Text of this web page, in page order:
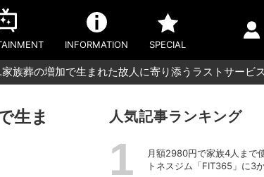
INFORMATION SPECIAL
族葬の増加で生まれた故人に寄り添うラストサービス
生ま
人気記事ランキング
月額2980円で家族4人まで
トネスジム「FIT365」に3